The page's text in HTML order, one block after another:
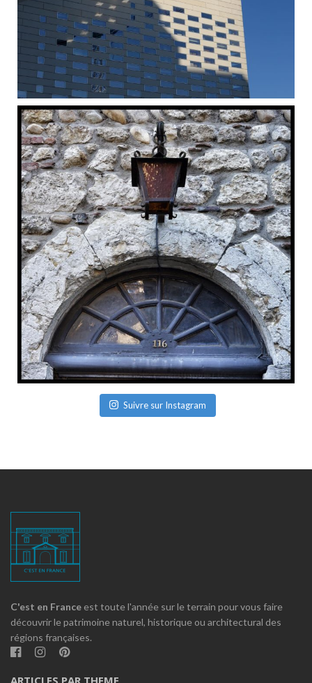
Suivre sur Instagram
C'est en France est toute l'année sur le terrain pour vous faire
découvrir le patrimoine naturel, historique ou architectural des
régions françaises.
ARTICLES PAR THEME